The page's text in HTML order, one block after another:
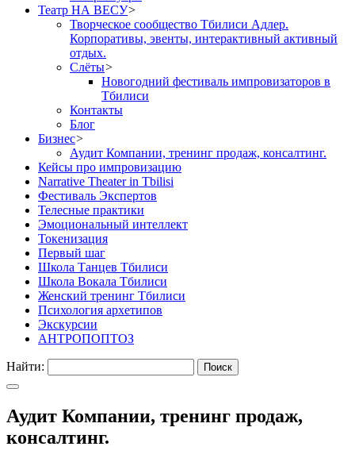
Театр НА ВЕСУ>
Творческое сообщество Тбилиси Адлер.
Корпоративы, эвенты, интерактивный активный
отдых.
Слёты>
Новогодний фестиваль импровизаторов в
Тбилиси
Контакты
Блог
Бизнес>
Аудит Компании, тренинг продаж, консалтинг.
Кейсы про импровизацию
Narrative Theater in Tbilisi
Фестиваль Экспертов
Телесные практики
Эмоциональный интеллект
Токенизация
Первый шаг
Школа Танцев Тбилиси
Школа Вокала Тбилиси
Женский тренинг Тбилиси
Психология архетипов
Экскурсии
АНТРОПОПТОЗ
Найти:
Аудит Компании, тренинг продаж,
консалтинг.